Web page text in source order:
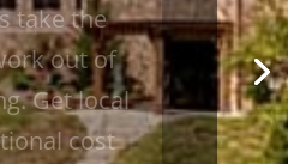
take the
out of
Get local
cost